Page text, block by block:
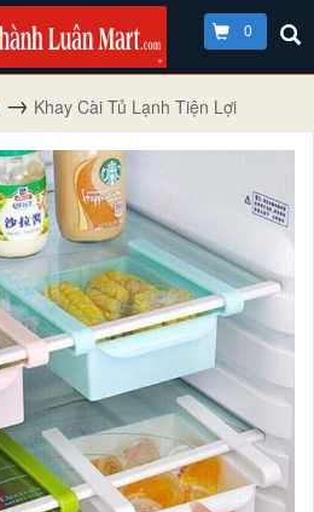
0
Khay Cài Tủ Lạnh Tiện Lợi